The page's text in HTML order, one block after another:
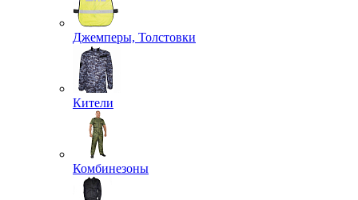
Джемперы, Толстовки
Кители
Комбинезоны